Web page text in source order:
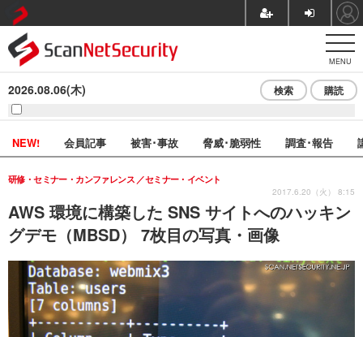
MENU
2026.08.06(木) 検索 購読
NEW! 会員記事 被害･事故 脅威･脆弱性 調査･報告
AWS 環境に構築した SNS サイトへのハッキン
グデモ（MBSD） 7枚目の写真・画像
研修・セミナー・カンファレンス セミナー・イベント
2017.6.20（火） 8:15